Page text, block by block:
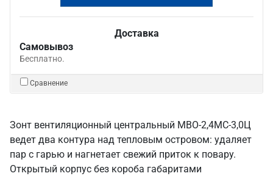
Доставка
Самовывоз
Бесплатно.
Сравнение
Зонт вентиляционный центральный МВО-2,4МС-3,0Ц
ведет два контура над тепловым островом: удаляет
пар с гарью и нагнетает свежий приток к повару.
Открытый корпус без короба габаритами